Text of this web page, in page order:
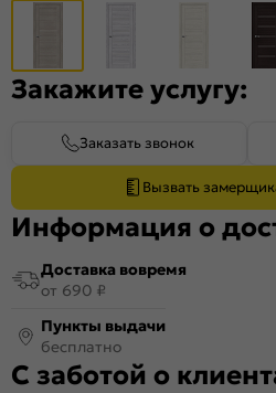
Закажите услугу:
Заказать звонок
Вызвать
Информация о
Доставка вовремя
от 690 ₽
Пункты выдачи
бесплатно
С заботой о